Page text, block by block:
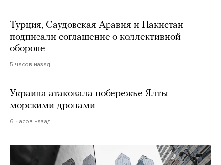
Турция, Саудовская Аравия и Пакистан
подписали соглашение о коллективной
обороне
5 часов назад
Украина атаковала побережье Ялты
морскими дронами
6 часов назад